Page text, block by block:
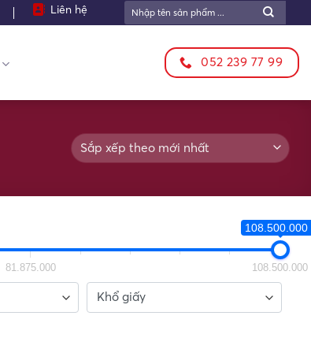
Liên hệ
kiếm:
052 239 77 99
108.500.000
81.875.000 108.500.000